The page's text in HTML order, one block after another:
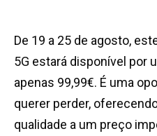
De 19 a 25 de agosto,
5G estará disponível por
apenas 99,99€. É uma
querer perder,
qualidade a um preço